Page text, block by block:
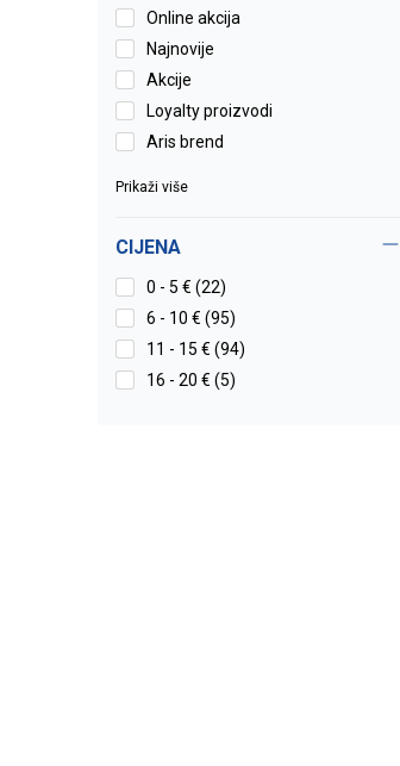
Online akcija
Najnovije
Akcije
Loyalty proizvodi
Aris brend
Prikaži više
CIJENA
0 - 5 € (22)
6 - 10 € (95)
11 - 15 € (94)
16 - 20 € (5)